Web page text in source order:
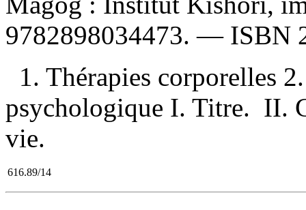
9782898034473. — ISBN
1. Thérapies corporelles
psychologique I. Titre. II.
vie.
616.89/14